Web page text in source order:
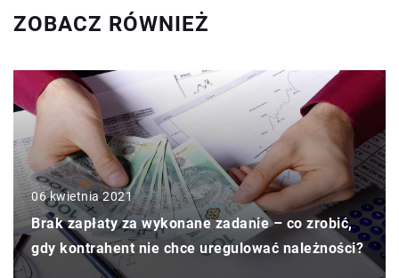
ZOBACZ RÓWNIEŻ
06 kwietnia 2021
Brak zapłaty za wykonane zadanie – co zrobić,
gdy kontrahent nie chce uregulować należności?